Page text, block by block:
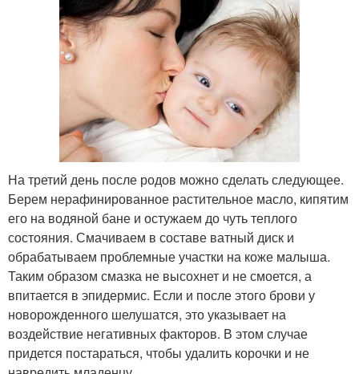
На третий день после родов можно сделать следующее.
Берем нерафинированное растительное масло, кипятим
его на водяной бане и остужаем до чуть теплого
состояния. Смачиваем в составе ватный диск и
обрабатываем проблемные участки на коже малыша.
Таким образом смазка не высохнет и не смоется, а
впитается в эпидермис. Если и после этого брови у
новорожденного шелушатся, это указывает на
воздействие негативных факторов. В этом случае
придется постараться, чтобы удалить корочки и не